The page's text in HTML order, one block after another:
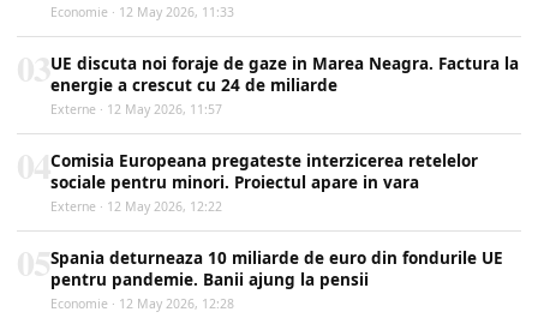
Economie · 12 May 2026, 11:33
UE discuta noi foraje de gaze in Marea Neagra. Factura la
energie a crescut cu 24 de miliarde
Externe · 12 May 2026, 11:57
Comisia Europeana pregateste interzicerea retelelor
sociale pentru minori. Proiectul apare in vara
Externe · 12 May 2026, 12:22
Spania deturneaza 10 miliarde de euro din fondurile UE
pentru pandemie. Banii ajung la pensii
Economie · 12 May 2026, 12:28